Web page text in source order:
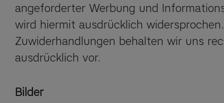
angeforderter Werbung und
wird hiermit ausdrücklich
Zuwiderhandlungen behalten wir uns
ausdrücklich vor.
Bilder